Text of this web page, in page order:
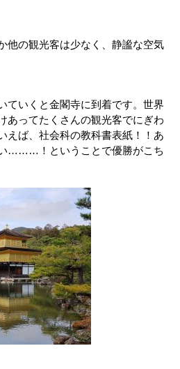
他の観光客は少なく、静謐な空気
ていくと金閣寺に到着です。世界
あってたくさんの観光客でにぎわ
えば、社会科の教科書表紙！！あ
………！ということで優勝がこち